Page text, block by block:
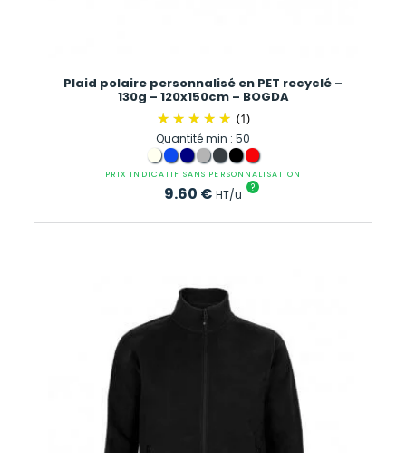
Plaid polaire personnalisé en PET recyclé –
130g – 120x150cm – BOGDA
(1)
Quantité min : 50
PRIX INDICATIF SANS PERSONNALISATION
9.60 € HT/u ?